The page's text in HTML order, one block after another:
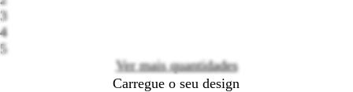
3
4
5
Ver mais quantidades
Carregue o seu design